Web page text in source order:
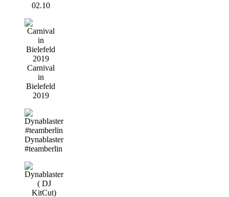
02.10
Carnival
in
Bielefeld
2019
Dynablaster
#teamberlin